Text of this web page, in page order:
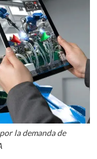
la demanda de